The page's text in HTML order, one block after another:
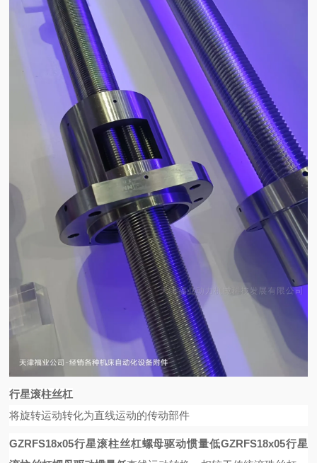
行星滚柱丝杠
将旋转运动转化为直线运动的传动部件
GZRFS18x05行星滚柱丝杠螺母驱动惯量低GZRFS18x05行星